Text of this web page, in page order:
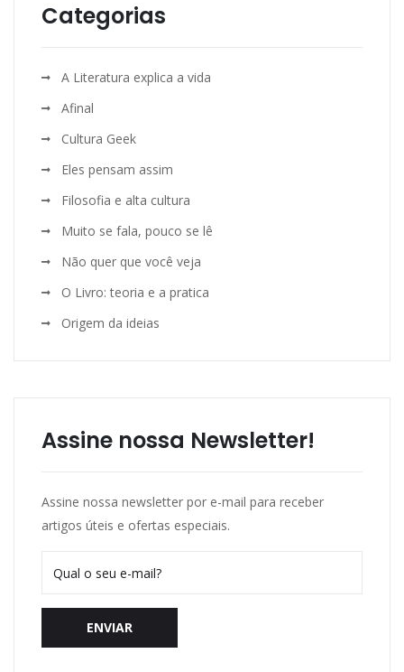
Categorias
A Literatura explica a vida
Afinal
Cultura Geek
Eles pensam assim
Filosofia e alta cultura
Muito se fala, pouco se lê
Não quer que você veja
O Livro: teoria e a pratica
Origem da ideias
Assine nossa Newsletter!
Assine nossa newsletter por e-mail para receber
artigos úteis e ofertas especiais.
ENVIAR